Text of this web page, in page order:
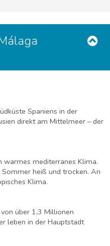
Spaniens in der
direkt am Mittelmeer – der
warmes mediterranes Klima.
heiß und trocken. An
Klima.
über 1,3 Millionen
leben in der Hauptstadt